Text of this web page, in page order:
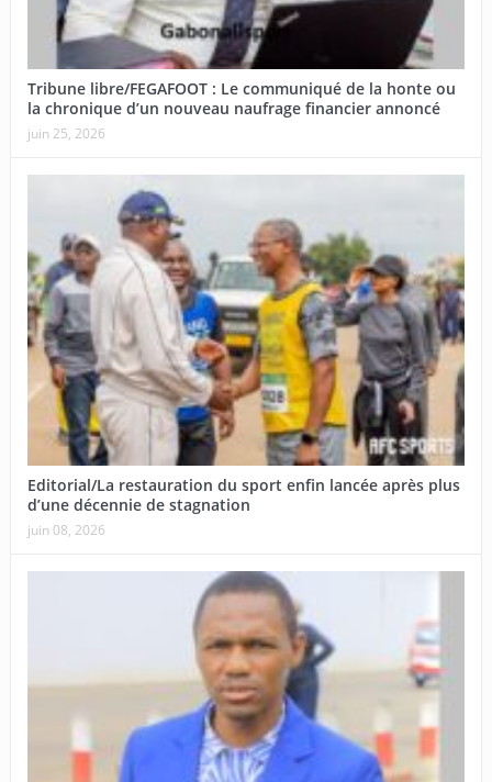
Tribune libre/FEGAFOOT : Le communiqué de la honte ou
la chronique d’un nouveau naufrage financier annoncé
juin 25, 2026
Editorial/La restauration du sport enfin lancée après plus
d’une décennie de stagnation
juin 08, 2026